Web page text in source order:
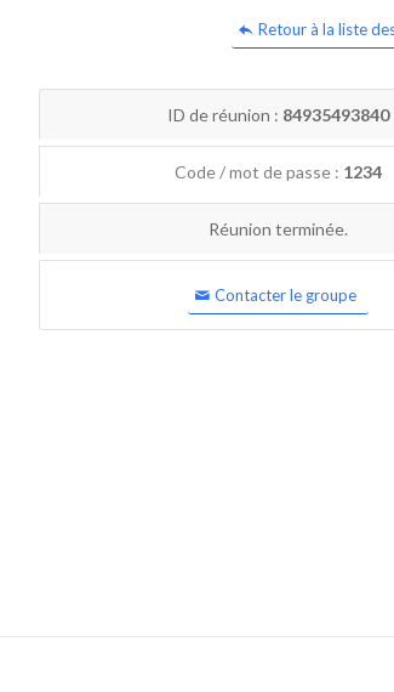
Retour à la liste
ID de réunion : 84935493840
Code / mot de passe : 1234
Réunion terminée.
Contacter le groupe